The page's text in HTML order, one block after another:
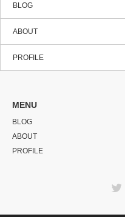
BLOG
ABOUT
PROFILE
MENU
BLOG
ABOUT
PROFILE